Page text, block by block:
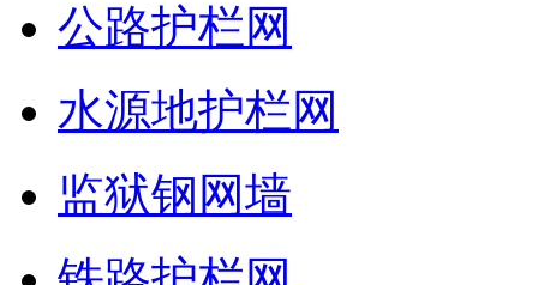
公路护栏网
水源地护栏网
监狱钢网墙